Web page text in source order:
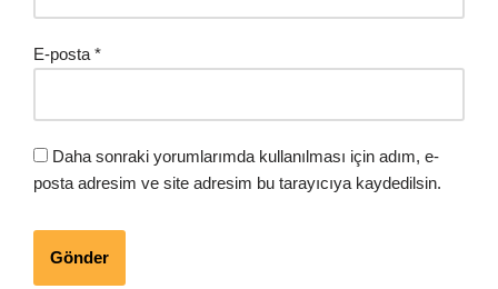
E-posta*
Daha sonraki yorumlarımda kullanılması için adım, e-
posta adresim ve site adresim bu tarayıcıya kaydedilsin.